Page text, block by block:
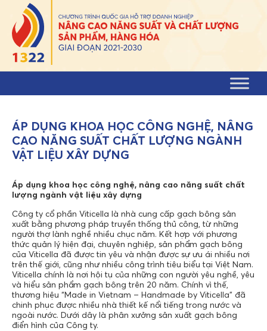
Skip to content
ÁP DỤNG KHOA HỌC CÔNG NGHỆ, NÂNG
CAO NĂNG SUẤT CHẤT LƯỢNG NGÀNH
VẬT LIỆU XÂY DỰNG
Áp dụng khoa học công nghệ, nâng cao năng suất chất
lượng ngành vật liệu xây dựng
Công ty cổ phần Viticella là nhà cung cấp gạch bông sản
xuất bằng phương pháp truyền thống thủ công, từ những
người thợ lành nghề nhiều chục năm. Kết hợp với phương
thức quản lý hiện đại, chuyên nghiệp, sản phẩm gạch bông
của Viticella đã được tin yêu và nhận được sự ưu ái nhiều nơi
trên thế giới, cũng như nhiều công trình tiêu biểu tại Việt Nam.
Viticella chính là nơi hội tụ của những con người yêu nghề, yêu
và hiểu sản phẩm gạch bông trên 20 năm. Chính vì thế,
thương hiệu “Made in Vietnam – Handmade by Viticella” đã
chinh phục được nhiều nhà thiết kế nổi tiếng trong nước và
ngoài nước. Dưới dây là phân xưởng sản xuất gạch bông
điển hình của Công ty.